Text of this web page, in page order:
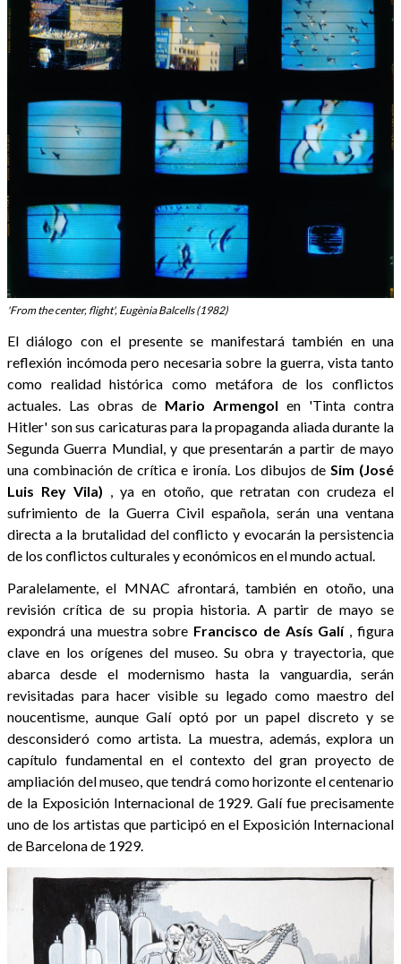
'From the center, flight', Eugènia Balcells (1982)
El diálogo con el presente se manifestará también en una
reflexión incómoda pero necesaria sobre la guerra, vista tanto
como realidad histórica como metáfora de los conflictos
actuales. Las obras de Mario Armengol en 'Tinta contra
Hitler' son sus caricaturas para la propaganda aliada durante la
Segunda Guerra Mundial, y que presentarán a partir de mayo
una combinación de crítica e ironía. Los dibujos de Sim (José
Luis Rey Vila) , ya en otoño, que retratan con crudeza el
sufrimiento de la Guerra Civil española, serán una ventana
directa a la brutalidad del conflicto y evocarán la persistencia
de los conflictos culturales y económicos en el mundo actual.
Paralelamente, el MNAC afrontará, también en otoño, una
revisión crítica de su propia historia. A partir de mayo se
expondrá una muestra sobre Francisco de Asís Galí, figura
clave en los orígenes del museo. Su obra y trayectoria, que
abarca desde el modernismo hasta la vanguardia, serán
revisitadas para hacer visible su legado como maestro del
noucentisme, aunque Galí optó por un papel discreto y se
desconsideró como artista. La muestra, además, explora un
capítulo fundamental en el contexto del gran proyecto de
ampliación del museo, que tendrá como horizonte el centenario
de la Exposición Internacional de 1929. Galí fue precisamente
uno de los artistas que participó en el Exposición Internacional
de Barcelona de 1929.